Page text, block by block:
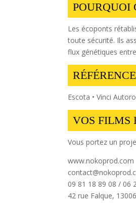
POURQUOI
Les écoponts
toute sécurité. Ils
flux génétiques
Escota • Vinci
VOS FILMS
Vous portez un
www.nokoprod.com
09 81 18 89 08 / 06
42 rue Falque,